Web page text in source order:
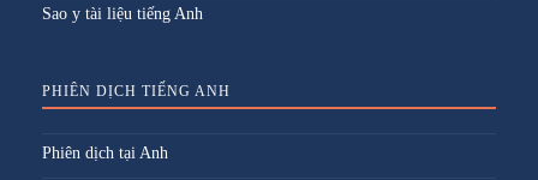
Sao y tài liệu tiếng Anh
PHIÊN DỊCH TIẾNG ANH
Phiên dịch tại Anh